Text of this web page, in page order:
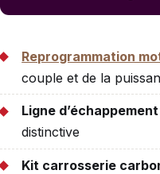
Reprogrammation
couple et de la
Ligne
distinctive
Kit carrosserie